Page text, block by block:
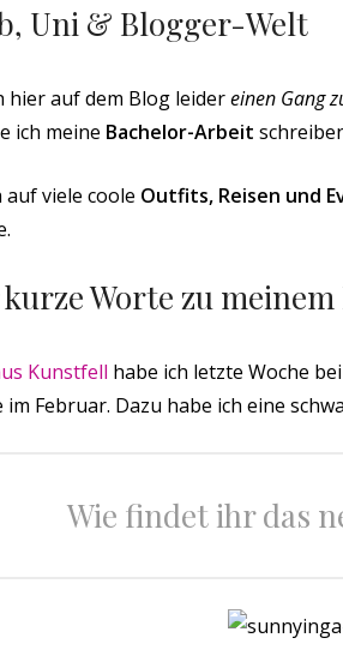
Uni & Blogger-Welt
hier auf dem Blog leidereinen Gang
ich meine Bachelor-Arbeit
viele coole Outfits, Reisen und
Worte zu meinem
Kunstfell habe ich letzte Woche bei
Februar. Dazu habe ich eine
Wie findet ihr das